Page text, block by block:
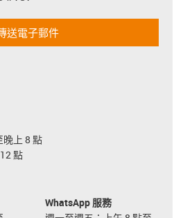
送電子郵件
晚上 8 點
點
WhatsApp 服務